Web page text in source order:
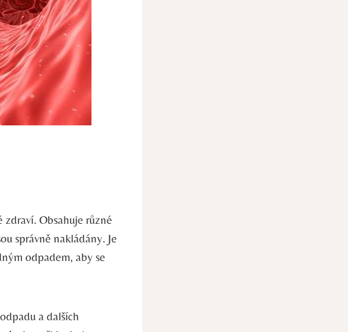
Obsahuje různé
správně nakládány. Je
odpadem, aby se‌
⁤a dalších